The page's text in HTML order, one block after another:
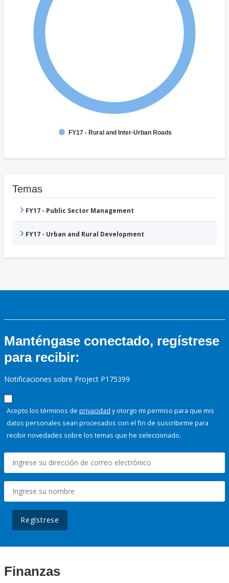
FY17 - Rural and Inter-Urban Roads
Temas
FY17 - Public Sector Management
FY17 - Urban and Rural Development
Manténgase conectado, regístrese
para recibir:
Notificaciones sobre Project P175399
Acepto los términos de privacidad y otorgo mi permiso para que mis
datos personales sean procesados con el fin de suscribirme para
recibir novedades sobre los temas que he seleccionado.
Regístrese
Finanzas